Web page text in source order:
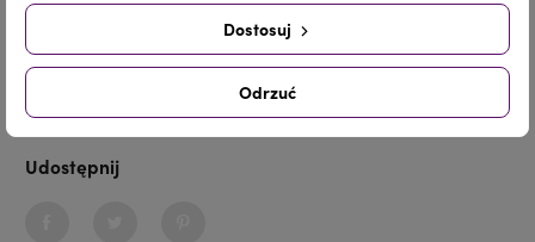
Dodaj do koszyka
Udostępnij
Odrzuć
Dostosuj